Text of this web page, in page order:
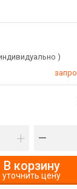
)
+ –
В корзину
уточнить цену